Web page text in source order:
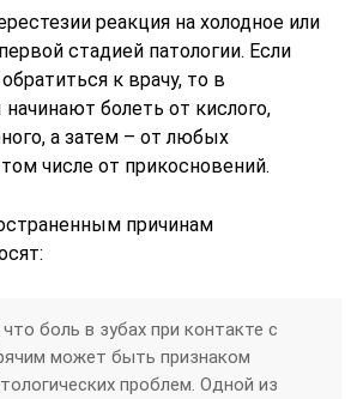
реакция на холодное или
стадией патологии. Если
к врачу, то в
болеть от кислого,
а затем – от любых
числе от прикосновений.
причинам
боль в зубах при контакте с
может быть признаком
проблем. Одной из